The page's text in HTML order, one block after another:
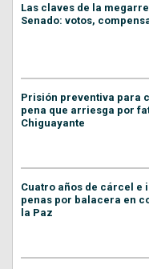
Las claves de la
Senado: votos,
Prisión preventiva para
pena que arriesga por
Chiguayante
Cuatro años de cárcel
penas por balacera en
la Paz